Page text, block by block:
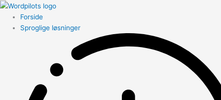
Forside
Sproglige løsninger